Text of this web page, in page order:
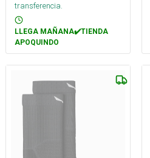
transferencia.
LLEGA MAÑANA✔️TIENDA
APOQUINDO